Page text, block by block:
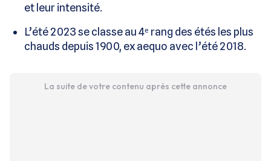
et leur intensité.
L’été 2023 se classe au 4ᵉ rang des étés les plus
chauds depuis 1900, ex aequo avec l’été 2018.
La suite de votre contenu après cette annonce